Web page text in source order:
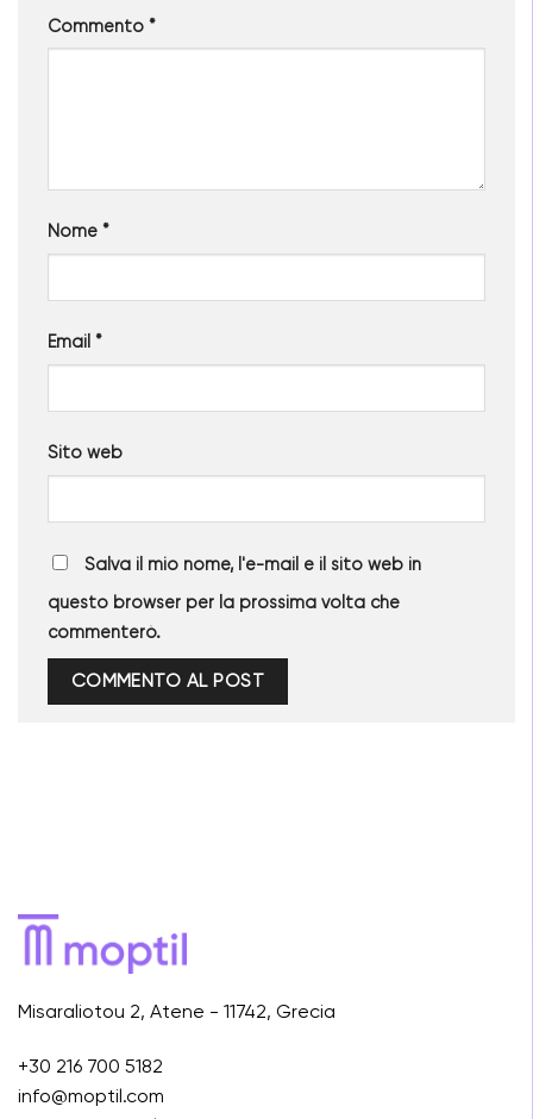
Commento *
Nome *
Email *
Sito web
Salva il mio nome, l'e-mail e il sito web in
questo browser per la prossima volta che
commenterò.
Misaraliotou 2, Atene - 11742, Grecia
+30 216 700 5182
info@moptil.com